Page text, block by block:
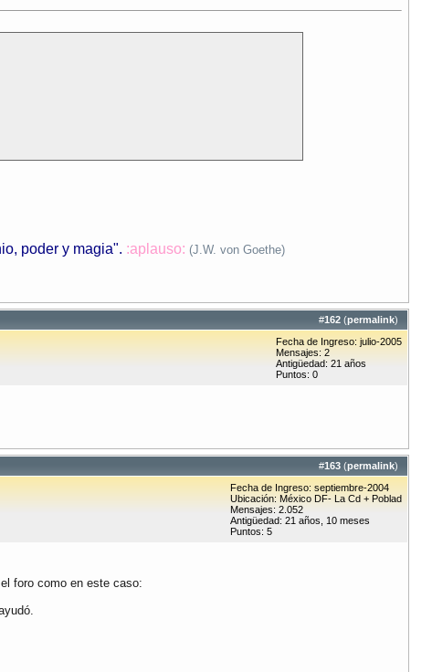
poder y magia". :aplauso: (J.W. von Goethe)
#162 (permalink)
Fecha de Ingreso: julio-2005
Mensajes: 2
Antigüedad: 21 años
Puntos: 0
#163 (permalink)
Fecha de Ingreso: septiembre-2004
Ubicación: México DF- La Cd + Poblad
Mensajes: 2.052
Antigüedad: 21 años, 10 meses
Puntos: 5
foro como en este caso: